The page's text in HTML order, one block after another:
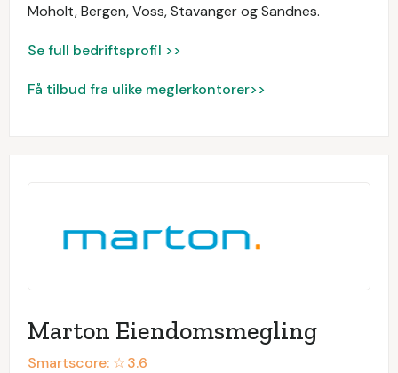
Moholt, Bergen, Voss, Stavanger og Sandnes.
Se full bedriftsprofil >>
Få tilbud fra ulike meglerkontorer>>
Marton Eiendomsmegling
Smartscore: ☆3.6